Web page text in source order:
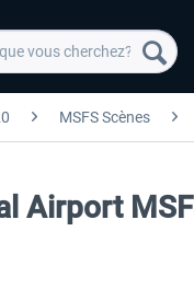
MSFS Scènes
Airport